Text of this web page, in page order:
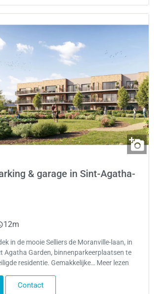
& garage in Sint-Agatha-
12m
in de mooie Selliers de Moranville-laan, in
Agatha Garden, binnenparkeerplaatsen te
residentie. Gemakkelijke… Meer lezen
Contact